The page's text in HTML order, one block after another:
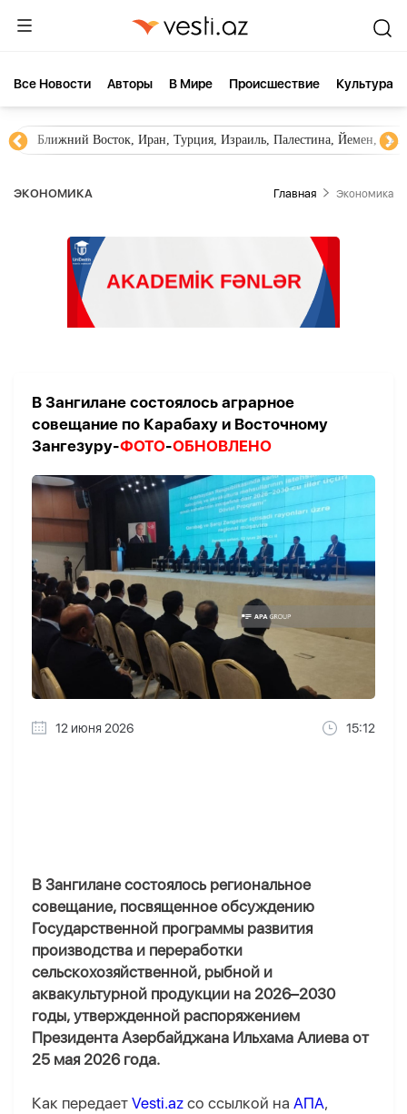
Все Новости Aвторы В Мире Происшествие Культура
Ближний Восток, Иран, Турция, Израиль, Палестина, Йемен,
ЭКОНОМИКА Главная Экономика
В Зангилане состоялось аграрное
совещание по Карабаху и Восточному
Зангезуру-ФОТО-ОБНОВЛЕНО
12 июня 2026 15:12
В Зангилане состоялось региональное
совещание, посвященное обсуждению
Государственной программы развития
производства и переработки
сельскохозяйственной, рыбной и
аквакультурной продукции на 2026–2030
годы, утвержденной распоряжением
Президента Азербайджана Ильхама Алиева от
25 мая 2026 года.
Как передает Vesti.az со ссылкой на АПА,